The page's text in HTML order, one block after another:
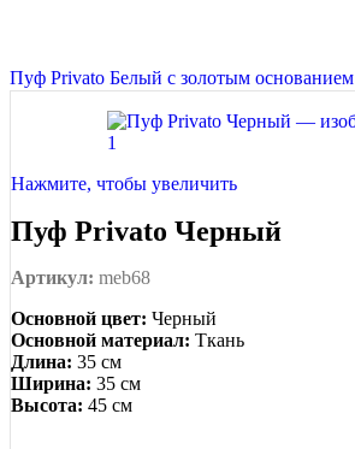
Пуф Privato Белый с золотым основанием
Нажмите, чтобы увеличить
Пуф Privato Черный
Артикул: meb68
Основной цвет: Черный
Основной материал: Ткань
Длина: 35 см
Ширина: 35 см
Высота: 45 см